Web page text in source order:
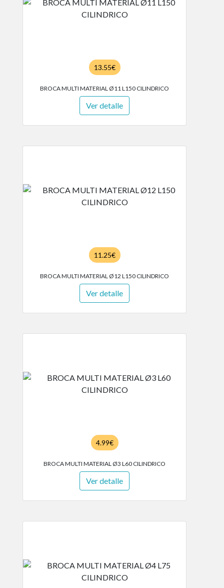
13.55€
BROCA MULTI MATERIAL Ø11 L150 CILINDRICO
Ver detalle
11.25€
BROCA MULTI MATERIAL Ø12 L150 CILINDRICO
Ver detalle
4.99€
BROCA MULTI MATERIAL Ø3 L60 CILINDRICO
Ver detalle